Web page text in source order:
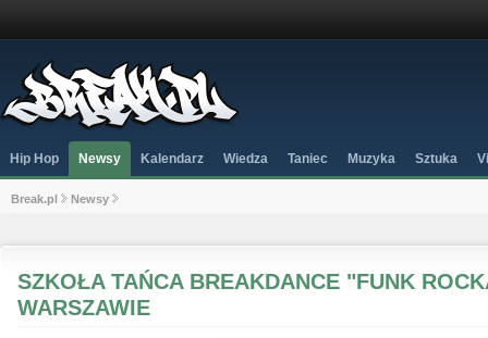
Hip Hop Newsy Kalendarz Wiedza Taniec Muzyka Sztuka
Break.pl Newsy
SZKOŁA TAŃCA BREAKDANCE "FUNK
WARSZAWIE